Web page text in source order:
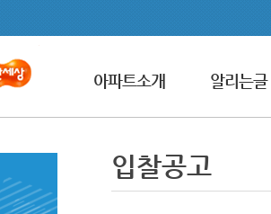
아파트소개 알리는글
입찰공고